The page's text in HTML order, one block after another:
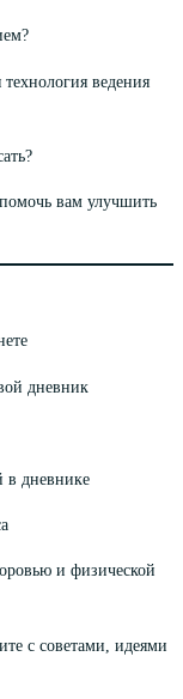
ведения
вам улучшить
дневник
в дневнике
и физической
с советами, идеями